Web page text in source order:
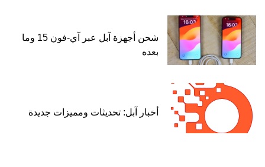
شحن أجهزة آبل عبر آي-فون 15 وما
بعده
أخبار آبل: تحديثات ومميزات جديدة